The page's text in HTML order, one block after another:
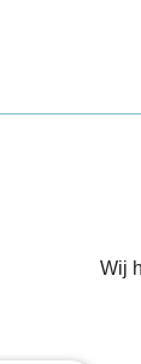
Wij